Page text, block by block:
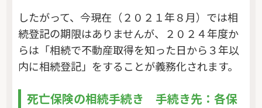
したがって、今現在（２０２１年８月）では相
続登記の期限はありませんが、２０２４年度か
らは「相続で不動産取得を知った日から３年以
内に相続登記」をすることが義務化されます。
死亡保険の相続手続き 手続き先：各保